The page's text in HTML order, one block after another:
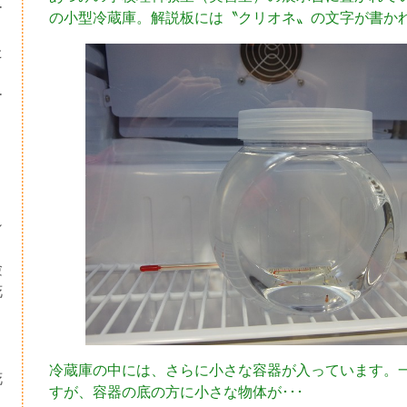
の小型冷蔵庫。解説板には〝クリオネ〟の文字が書か
冷蔵庫の中には、さらに小さな容器が入っています。
すが、容器の底の方に小さな物体が･･･